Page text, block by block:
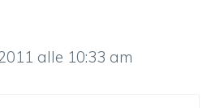
alle 10:33 am